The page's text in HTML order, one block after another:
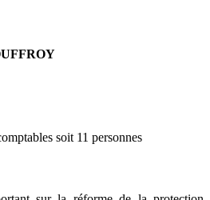
soit 11 personnes